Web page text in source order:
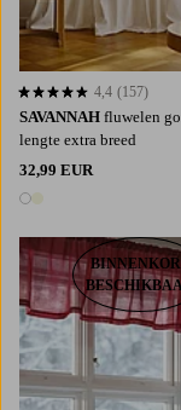
SAVANNAH fluwelen
lengte extra breed
32,99 EUR
2 kleuren
4,4 op basis van 157
4,4 (157)